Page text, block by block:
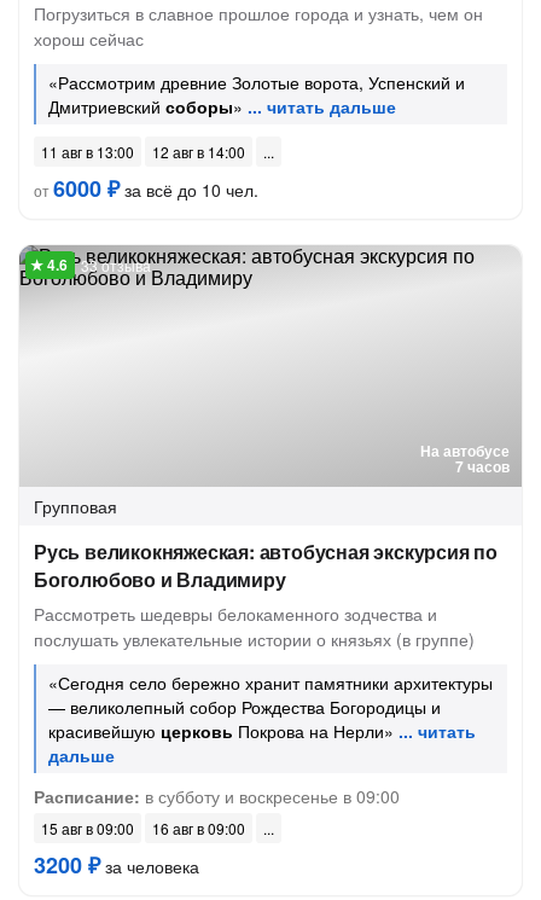
Погрузиться в славное прошлое города и узнать, чем он
хорош сейчас
«Рассмотрим древние Золотые ворота, Успенский и
Дмитриевский соборы»
11 авг в 13:00
12 авг в 14:00
от6000 ₽за всё до 10 чел.
На автобусе
7 часов
33 отзыва
Групповая
Русь великокняжеская: автобусная экскурсия по
Боголюбово и Владимиру
Рассмотреть шедевры белокаменного зодчества и
послушать увлекательные истории о князьях (в группе)
«Сегодня село бережно хранит памятники архитектуры
— великолепный собор Рождества Богородицы и
красивейшую церковь Покрова на Нерли»
Расписание: в субботу и воскресенье в 09:00
15 авг в 09:00 16 авг в 09:00
3200 ₽за человека